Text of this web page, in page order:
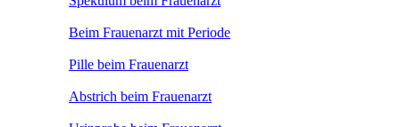
Beim Frauenarzt mit Periode
Pille beim Frauenarzt
Abstrich beim Frauenarzt